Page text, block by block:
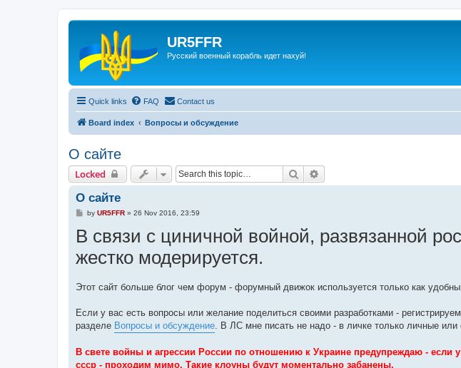
UR5FFR
Русский военный корабль идет нахуй!
Quick links FAQ Contact us
Board index Вопросы и обсуждение
О сайте
Locked Search
О сайте
P
s
t
by UR5FFR» 26 Nov 2016, 23:59
В связи с циничной войной, развязанной
жестко модерируется.
Этот сайт больше блог чем форум - форумный движок используется только как
Если у вас есть вопросы или желание поделиться своими разработками -
разделе Вопросы и обсуждение. В ЛС мне писать не надо - в личке только личные
В свете войны и агрессии России по отношению к Украине предупреждаю - если
ссср - проходим мимо. Такие клоуны будут моментально забанены.